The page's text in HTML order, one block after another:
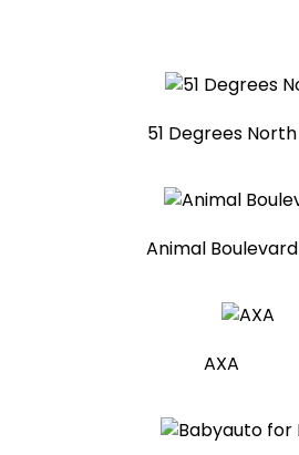
51 Degrees North
Animal Boulevard
AXA